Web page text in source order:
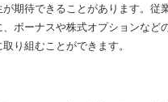
期待できることがあります。
ボーナスや株式オプションな
り組むことができます。